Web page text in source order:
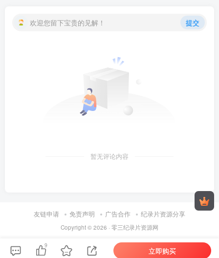
欢迎您留下宝贵的见解！ 提交
暂无评论内容
友链申请 免责声明 广告合作 纪录片资源分享
Copyright © 2026 · 零三纪录片资源网
9
立即购买